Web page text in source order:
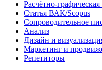
Расчётно-
Статья ВАК/Scopus
Сопроводительное
Анализ
Дизайн и
Маркетинг и
Репетиторы